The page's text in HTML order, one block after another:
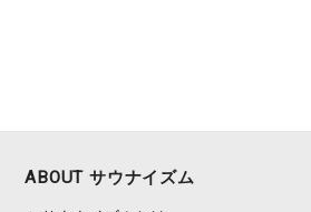
ABOUT サウナイズム